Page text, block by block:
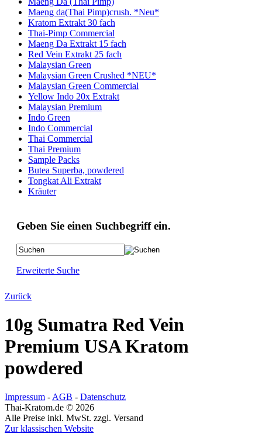
Maeng da(Thai Pimp)crush. *Neu*
Kratom Extrakt 30 fach
Thai-Pimp Commercial
Maeng Da Extrakt 15 fach
Red Vein Extrakt 25 fach
Malaysian Green
Malaysian Green Crushed *NEU*
Malaysian Green Commercial
Yellow Indo 20x Extrakt
Malaysian Premium
Indo Green
Indo Commercial
Thai Commercial
Thai Premium
Sample Packs
Butea Superba, powdered
Tongkat Ali Extrakt
Kräuter
Geben Sie einen Suchbegriff ein.
Erweiterte Suche
Zurück
10g Sumatra Red Vein
Premium USA Kratom
powdered
Impressum - AGB - Datenschutz
Thai-Kratom.de © 2026
Alle Preise inkl. MwSt. zzgl. Versand
Zur klassischen Website